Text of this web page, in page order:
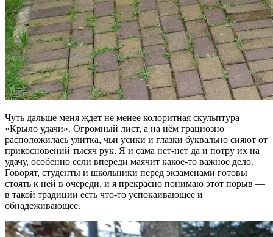
Чуть дальше меня ждет не менее колоритная скульптура —
«Крыло удачи». Огромный лист, а на нём грациозно
расположилась улитка, чьи усики и глазки буквально сияют от
прикосновений тысяч рук. Я и сама нет-нет да и потру их на
удачу, особенно если впереди маячит какое-то важное дело.
Говорят, студенты и школьники перед экзаменами готовы
стоять к ней в очереди, и я прекрасно понимаю этот порыв —
в такой традиции есть что-то успокаивающее и
обнадеживающее.